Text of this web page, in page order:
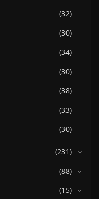
(32)
(30)
(34)
(30)
(38)
(33)
(30)
(231)
(88)
(15)